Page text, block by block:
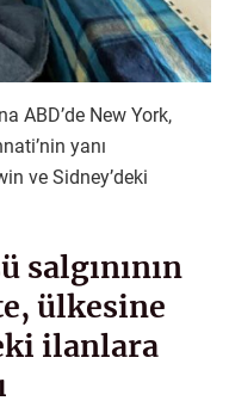
ABD’de New York,
yanı
ve Sidney’deki
salgınının
ülkesine
ilanlara